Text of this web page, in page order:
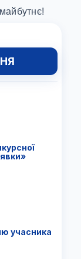
учасника